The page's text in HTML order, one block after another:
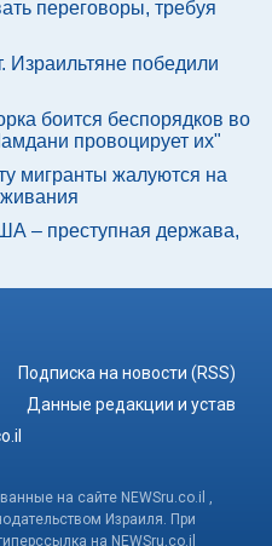
переговоры, требуя
Израильтяне победили
боится беспорядков во
провоцирует их"
мигранты жалуются на
– преступная держава,
Подписка на новости (RSS)
Данные редакции и устав
на сайте NEWSru.co.il ,
Израиля. При
на NEWSru.co.il